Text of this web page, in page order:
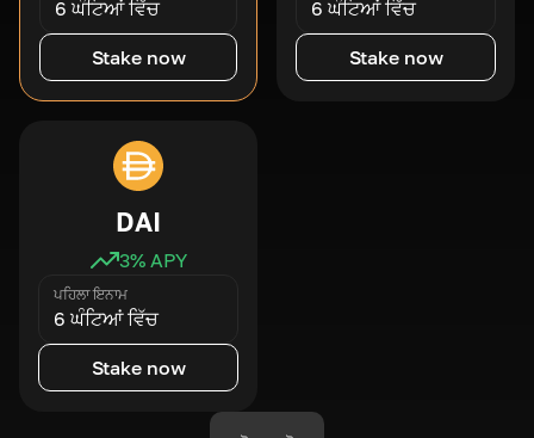
6 ਘੰਟਿਆਂ ਵਿੱਚ
Stake now
6 ਘੰਟਿਆਂ ਵਿੱਚ
Stake now
DAI
3% APY
ਪਹਿਲਾ ਇਨਾਮ
6 ਘੰਟਿਆਂ ਵਿੱਚ
Stake now